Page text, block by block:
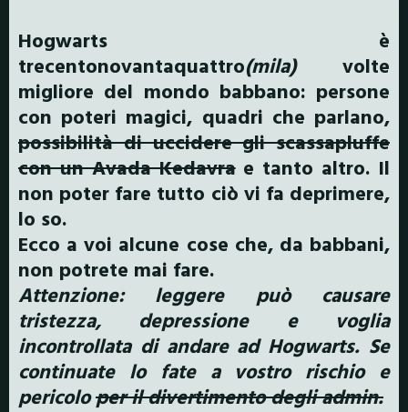
Hogwarts è
trecentonovantaquattro(mila)volte
migliore del mondo babbano: persone
con poteri magici, quadri che parlano,
possibilità di uccidere gli scassapluffe
con un Avada Kedavrae tanto altro. Il
non poter fare tutto ciò vi fa deprimere,
lo so.
Ecco a voi alcune cose che, da babbani,
non potrete mai fare.
Attenzione: leggere può causare
tristezza, depressione e voglia
incontrollata di andare ad Hogwarts. Se
continuate lo fate a vostro rischio e
pericoloper il divertimento degli admin.